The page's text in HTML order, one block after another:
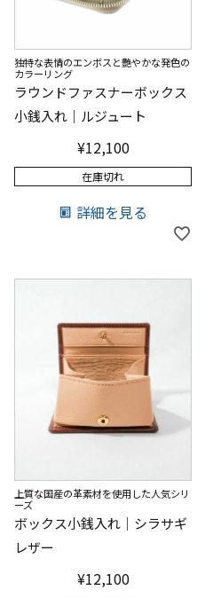
独特な表情のエンボスと艷やかな発色の
カラーリング
ラウンドファスナーボックス
小銭入れ｜ルジュート
¥12,100
在庫切れ
詳細を見る
上質な国産の革素材を使用した人気シリ
ーズ
ボックス小銭入れ｜シラサギ
レザー
¥12,100